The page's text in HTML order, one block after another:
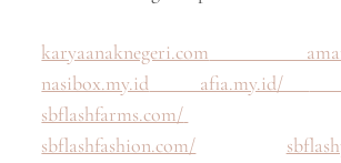
karyaanaknegeri.com
nasibox.my.id afia.my.id/
sbflashfarms.com/
sbflashfashion.com/